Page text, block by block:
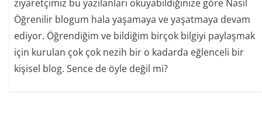
ziyaretçimiz bu yazılanları okuyabildiğinize göre Nasıl
Öğrenilir blogum hala yaşamaya ve yaşatmaya devam
ediyor. Öğrendiğim ve bildiğim birçok bilgiyi paylaşmak
için kurulan çok çok nezih bir o kadarda eğlenceli bir
kişisel blog. Sence de öyle değil mi?